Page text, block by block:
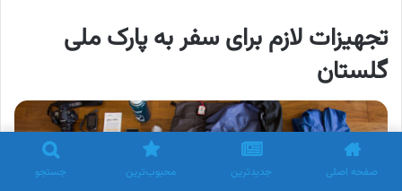
تجهیزات لازم برای سفر به پارک ملی
گلستان
صفحه اصلی جدیدترین محبوب‌ترین جستجو